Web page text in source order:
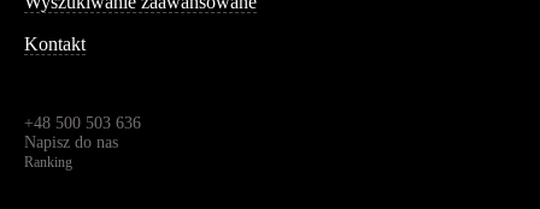
Kontakt
+48 500 503 636
Napisz do nas
Ranking